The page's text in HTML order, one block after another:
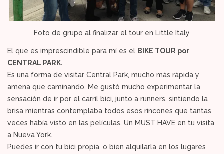
Foto de grupo al finalizar el tour en Little Italy
El que es imprescindible para mí es el BIKE TOUR por
CENTRAL PARK.
Es una forma de visitar Central Park, mucho más rápida y
amena que caminando. Me gustó mucho experimentar la
sensación de ir por el carril bici, junto a runners, sintiendo la
brisa mientras contemplaba todos esos rincones que tantas
veces había visto en las películas. Un MUST HAVE en tu visita
a Nueva York.
Puedes ir con tu bici propia, o bien alquilarla en los lugares